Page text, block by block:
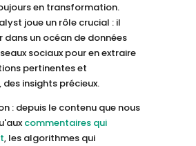
en transformation.
joue un rôle crucial : il
dans un océan de données
sociaux pour en extraire
pertinentes et
insights précieux.
: depuis le contenu que nous
commentaires qui
, les algorithmes qui